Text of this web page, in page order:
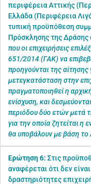
περιφέρεια Αττικής
Ελλάδα (Περιφέρεια
τυπική προϋπόθεση
Πρόσκλησης της Δράσης
που οι επιχειρήσεις
651/2014 (ΓΑΚ) να
προηγούνται της αίτησης
μετεγκατάσταση στην
πραγματοποιηθεί η
ενίσχυση, και
περιόδου δύο ετών μετά
για την οποία ζητείται η
θα υποβάλουν με βάση
Ερώτηση 6: Στις
αναφέρεται ότι δεν
δραστηριότητες